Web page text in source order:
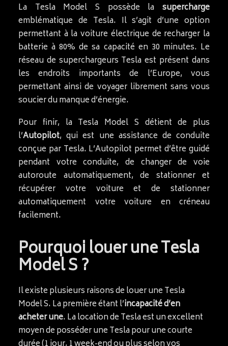
La Tesla Model S possède la supercharge
emblématique de Tesla. Il s’agit d’une option
permettant à la voiture électrique de recharger la
batterie à 80% de sa capacité en 30 minutes. Le
réseau de superchargeurs Tesla est présent dans
les endroits importants de l’Europe, vous
permettant ainsi de voyager librement sans vous
soucier du manque d’énergie.
Pour finir, la Tesla Model S détient de plus
l’Autopilot, qui est une assistance de conduite
conçue par Tesla. L’Autopilot permet d’être guidé
pendant votre conduite, de changer de voie
autoroute automatiquement, de stationner et
récupérer votre voiture et de stationner
automatiquement votre voiture en créneau
facilement.
Pourquoi louer une Tesla
Model S ?
Il existe plusieurs raisons de louer une Tesla
Model S. La première étant l’incapacité d’en
acheter une. La location de Tesla est un excellent
moyen de posséder une Tesla pour une courte